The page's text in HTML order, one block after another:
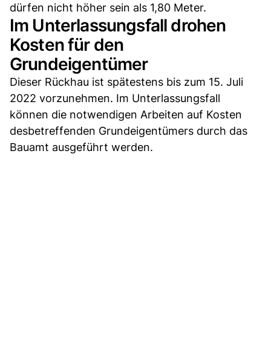
dürfen nicht höher sein als 1,80 Meter.
Im Unterlassungsfall drohen
Kosten für den
Grundeigentümer
Dieser Rückhau ist spätestens bis zum 15. Juli
2022 vorzunehmen. Im Unterlassungsfall
können die notwendigen Arbeiten auf Kosten
desbetreffenden Grundeigentümers durch das
Bauamt ausgeführt werden.